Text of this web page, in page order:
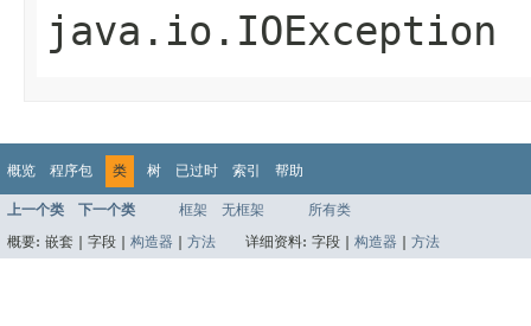
java.io.IOException
概览 程序包 类 树 已过时 索引 帮助
上一个类 下一个类 框架 无框架
所有类
概要: 嵌套 | 字段 | 构造器 方法 详细资料: 字段 | 构造器 方法